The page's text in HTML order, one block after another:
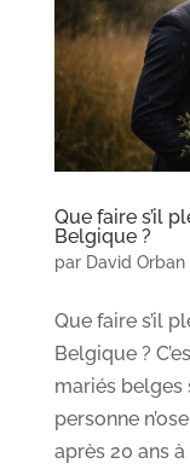
Que faire s’il
Belgique ?
par David Orban|
Que faire s’il
Belgique ?
mariés
personne
après 20 ans